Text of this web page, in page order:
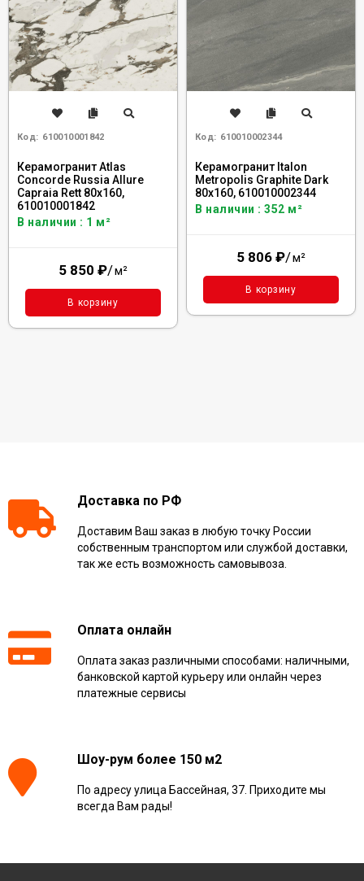
Код: 610010001842
Керамогранит Atlas
Concorde Russia Allure
Capraia Rett 80x160,
610010001842
В наличии : 1 м²
5 850 ₽/м²
В корзину
Код: 610010002344
Керамогранит Italon
Metropolis Graphite Dark
80x160, 610010002344
В наличии : 352 м²
5 806 ₽/м²
В корзину
Доставка по РФ
Доставим Ваш заказ в любую точку России
собственным транспортом или службой доставки,
так же есть возможность самовывоза.
Оплата онлайн
Оплата заказ различными способами: наличными,
банковской картой курьеру или онлайн через
платежные сервисы
Шоу-рум более 150 м2
По адресу улица Бассейная, 37. Приходите мы
всегда Вам рады!